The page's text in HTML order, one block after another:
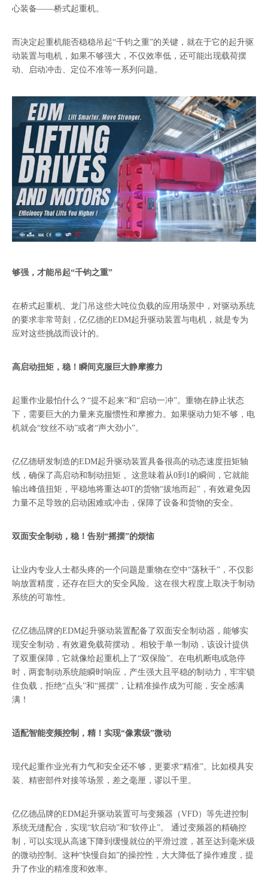
心装备——桥式起重机。
而决定起重机能否稳稳吊起“千钧之重”的关键，就在于它的起升驱
动装置与电机，如果不够强大，不仅效率低，还可能出现载荷摆
动、启动冲击、定位不准等一系列问题。
够强，才能吊起“千钧之重”
在桥式起重机、龙门吊这些大吨位负载的应用场景中，对驱动系统
的要求非常苛刻，亿亿德的EDM起升驱动装置与电机，就是专为
应对这些挑战而设计的。
高启动扭矩，稳！瞬间克服巨大静摩擦力
起重作业最怕什么？“提不起来”和“启动一冲”。重物在静止状态
下，需要巨大的力量来克服惯性和摩擦力。如果驱动力矩不够，电
机就会“纹丝不动”或者“声大劲小”。
亿亿德研发制造的EDM起升驱动装置具备很高的动态速度扭矩轴
线，确保了高启动和制动扭矩 。这意味着从0到1的瞬间，它就能
输出峰值扭矩，平稳地将重达40T的货物“拔地而起”，有效避免因
力量不足导致的启动困难或冲击，保障了设备和货物的安全。
双面安全制动，稳！告别“摇摆”的烦恼
让业内专业人士都头疼的一个问题是重物在空中“荡秋千”，不仅影
响放置精度，还存在巨大的安全风险。这在很大程度上取决于制动
系统的可靠性。
亿亿德品牌的EDM起升驱动装置配备了双面安全制动器，能够实
现安全制动，有效避免载荷摆动 。相较于单一制动，该设计提供
了双重保障，它就像给起重机上了“双保险”。在电机断电或急停
时，两套制动系统能瞬时响应，产生强大且平稳的制动力，牢牢锁
住负载，拒绝“点头”和“摇摆”，让精准操作成为可能，安全感满
满！
适配智能变频控制，精！实现“像素级”微动
现代起重作业光有力气和安全还不够，更要求“精准”。比如模具安
装、精密部件对接等场景，差之毫厘，谬以千里。
亿亿德品牌的EDM起升驱动装置可与变频器（VFD）等先进控制
系统无缝配合，实现“软启动”和“软停止”。 通过变频器的精确控
制，可以实现从高速下降到缓慢就位的平滑过渡，甚至达到毫米级
的微动控制。这种“快慢自如”的操控性，大大降低了操作难度，提
升了作业的精准度和效率。